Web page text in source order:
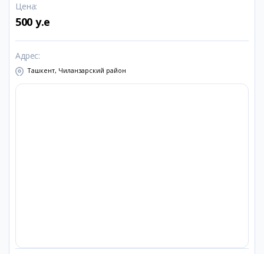
Цена:
500 y.e
Адрес:
Ташкент, Чиланзарский район